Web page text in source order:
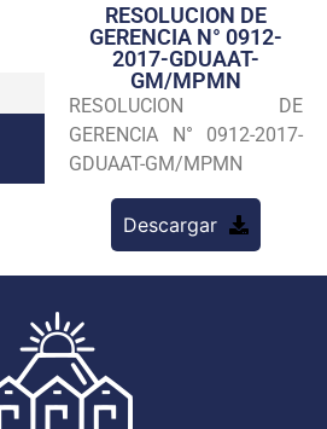
Transparencia
Seguridad
Programas
RESOLUCION DE
GERENCIA N° 0912-
2017-GDUAAT-
GM/MPMN
RESOLUCION DE
GERENCIA N° 0912-2017-
GDUAAT-GM/MPMN
Descargar